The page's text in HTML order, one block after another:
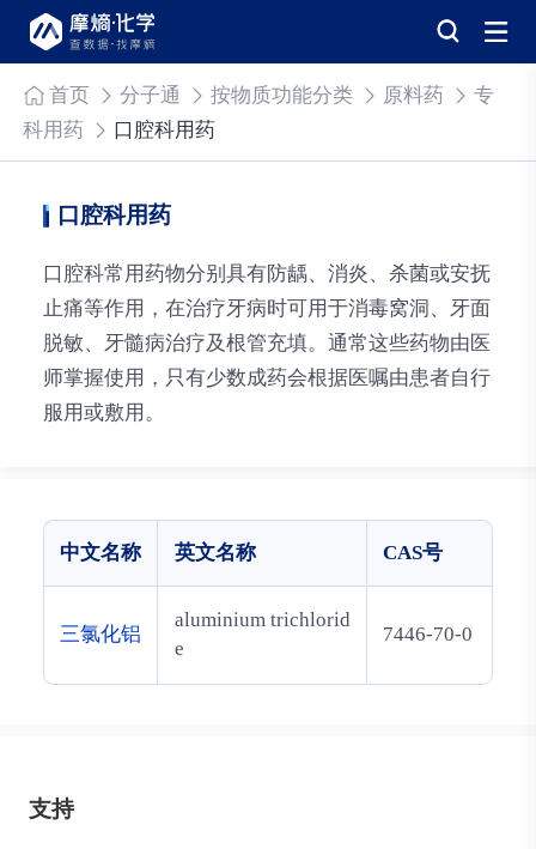
首页 分子通 按物质功能分类 原料药
专
科用药
口腔科用药
口腔科用药
口腔科常用药物分别具有防龋、消炎、杀菌或安抚
止痛等作用，在治疗牙病时可用于消毒窝洞、牙面
脱敏、牙髓病治疗及根管充填。通常这些药物由医
师掌握使用，只有少数成药会根据医嘱由患者自行
服用或敷用。
中文名称 英文名称 CAS号
三氯化铝
aluminium trichlorid
e
7446-70-0
支持